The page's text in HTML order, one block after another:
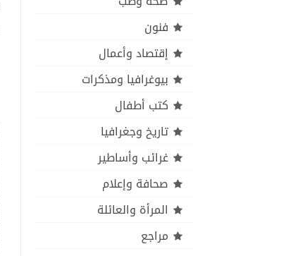
فنون
إقتصاد وأعمال
بيوغرافيا ومذكرات
كتب أطفال
تاريخ وجغرافيا
غرائب وأساطير
صحافة وإعلام
المرأة والعائلة
مراجع